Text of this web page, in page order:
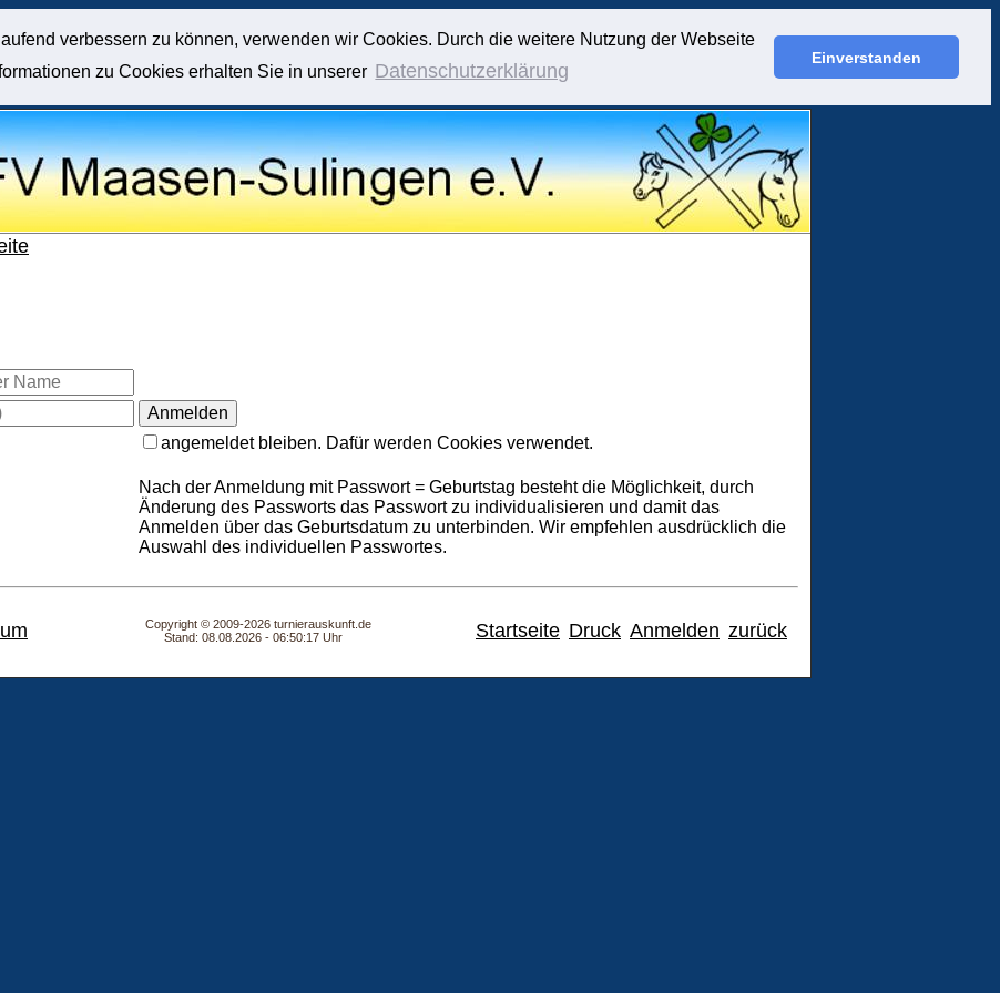
verbessern zu können, verwenden wir Cookies. Durch die weitere Nutzung der Webseite
zu Cookies erhalten Sie in unserer Datenschutzerklärung
Einverstanden
angemeldet bleiben. Dafür werden Cookies verwendet.
Nach der Anmeldung mit Passwort = Geburtstag besteht die Möglichkeit, durch
Änderung des Passworts das Passwort zu individualisieren und damit das
Anmelden über das Geburtsdatum zu unterbinden. Wir empfehlen ausdrücklich die
Auswahl des individuellen Passwortes.
Copyright © 2009-2026 turnierauskunft.de
Stand: 08.08.2026 - 06:50:17 Uhr
Startseite Druck Anmelden zurück